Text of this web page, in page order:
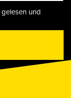
gelesen und